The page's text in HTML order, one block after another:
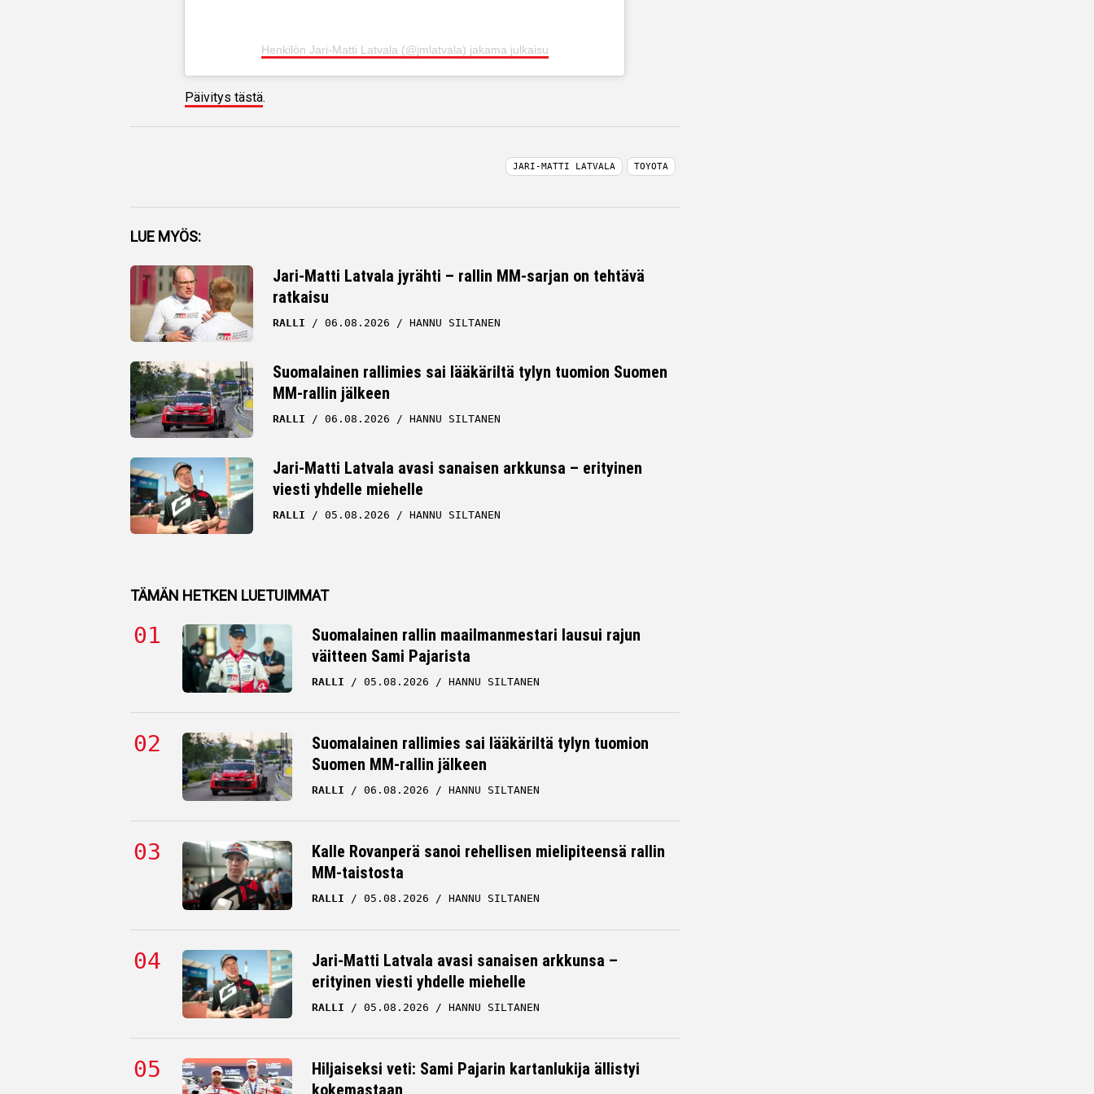
Henkilön Jari-Matti Latvala (@jmlatvala) jakama julkaisu
Päivitys tästä.
Facebook
Twitter
Whatsapp
JARI-MATTI LATVALA TOYOTA
LUE MYÖS:
Jari-Matti Latvala jyrähti – rallin MM-sarjan on tehtävä
ratkaisu
RALLI 06.08.2026 HANNU SILTANEN
Suomalainen rallimies sai lääkäriltä tylyn tuomion Suomen
MM-rallin jälkeen
RALLI 06.08.2026 HANNU SILTANEN
Jari-Matti Latvala avasi sanaisen arkkunsa – erityinen
viesti yhdelle miehelle
RALLI 05.08.2026 HANNU SILTANEN
TÄMÄN HETKEN LUETUIMMAT
Suomalainen rallin maailmanmestari lausui rajun
väitteen Sami Pajarista
RALLI 05.08.2026 HANNU SILTANEN
Suomalainen rallimies sai lääkäriltä tylyn tuomion
Suomen MM-rallin jälkeen
RALLI 06.08.2026 HANNU SILTANEN
Kalle Rovanperä sanoi rehellisen mielipiteensä rallin
MM-taistosta
RALLI 05.08.2026 HANNU SILTANEN
Jari-Matti Latvala avasi sanaisen arkkunsa –
erityinen viesti yhdelle miehelle
RALLI 05.08.2026 HANNU SILTANEN
Hiljaiseksi veti: Sami Pajarin kartanlukija ällistyi
kokemastaan